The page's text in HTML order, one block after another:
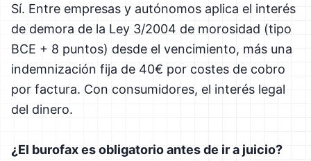
Sí. Entre empresas y autónomos aplica el interés
de demora de la Ley 3/2004 de morosidad (tipo
BCE + 8 puntos) desde el vencimiento, más una
indemnización fija de 40€ por costes de cobro
por factura. Con consumidores, el interés legal
del dinero.
¿El burofax es obligatorio antes de ir a juicio?